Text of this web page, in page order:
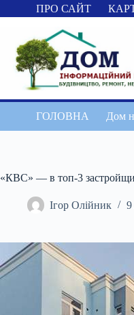
Перейти
до
ПРО САЙТ
ГОЛОВНА Дом
«КВС» — в топ-3
Ігор Олійник 9